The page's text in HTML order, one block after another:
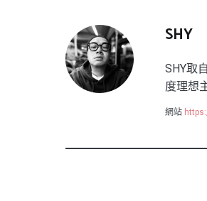
SHY
SHY取
度理想
網站